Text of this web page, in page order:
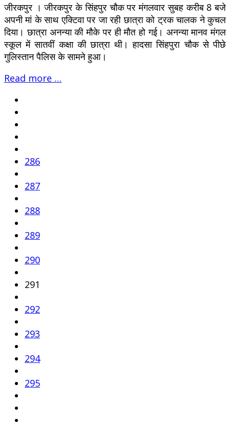
जीरकपुर । जीरकपुर के सिंहपुर चौक पर मंगलवार सुबह करीब 8 बजे
अपनी मां के साथ एक्टिवा पर जा रही छात्रा को ट्रक चालक ने कुचल
दिया। छात्रा अनन्या की मौके पर ही मौत हो गई। अनन्या मानव मंगल
स्कूल में सातवीं कक्षा की छात्रा थी। हादसा सिंहपुरा चौक से पीछे
गुलिस्तान पैलिस के सामने हुआ।
Read more …
286
287
288
289
290
291
292
293
294
295